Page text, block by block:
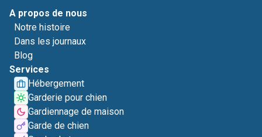
A propos de nous
Notre histoire
Dans les journaux
Blog
Services
Hébergement
Garderie pour chien
Gardiennage de maison
Garde de chien